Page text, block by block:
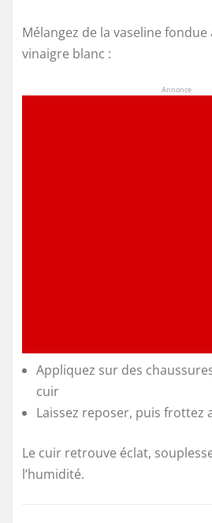
Mélangez de la vaseline
vinaigre blanc :
Annonce
Appliquez sur des
cuir
Laissez reposer, puis frottez
Le cuir retrouve éclat,
l’humidité.